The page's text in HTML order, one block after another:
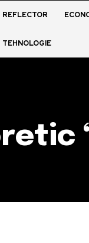
REFLECTOR
TEHNOLOGIE